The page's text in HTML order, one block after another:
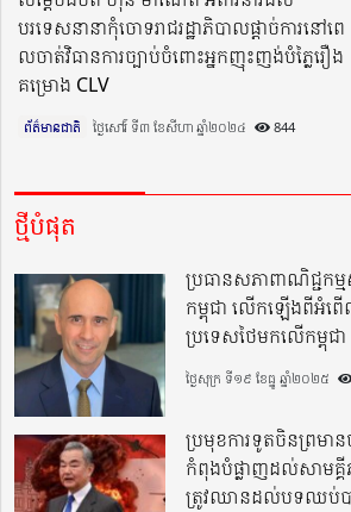
បរទេសនានាកុំចោទរាជរដ្ឋាភិបាលផ្តាច់ការនៅពេ
លចាត់វិធានការច្បាប់ចំពោះអ្នកញុះញង់បំភ្លៃរឿង
គម្រោង CLV
ព័ត៌មានជាតិ ថ្ងៃសៅរ៍ ទី៣ ខែសីហា ឆ្នាំ២០២៤​ 844
ថ្មីបំផុត
ប្រធានសភាពាណិជ្ជកម្ម
កម្ពុជា លើកឡើងពីអំព
ប្រទេសថៃមកលើកម្ពុជា
ថ្ងៃសុក្រ ទី១៩ ខែធ្នូ ឆ្នាំ២០២៥
ប្រមុខការទូតចិនព្រមាន
កំពុងបំផ្លាញដល់សាមគ្គី
ត្រូវឈានដល់បទឈប់ប